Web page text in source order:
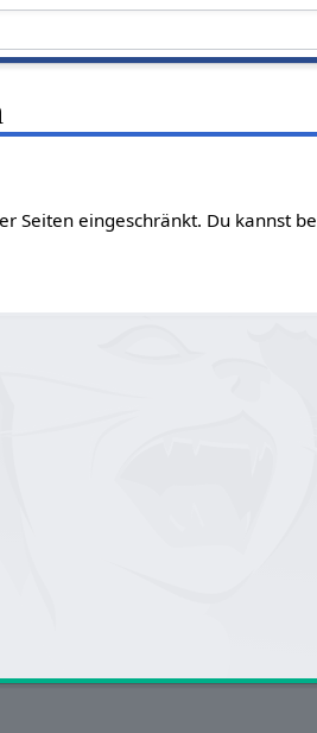
Seiten eingeschränkt. Du kannst